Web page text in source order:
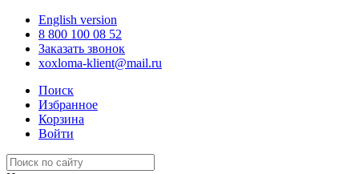
English version
8 800 100 08 52
Заказать звонок
xoxloma-klient@mail.ru
Поиск
Избранное
Корзина
Войти